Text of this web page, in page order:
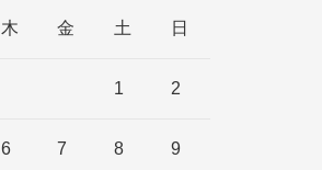
木 金 土 日
1 2
6 7 8 9